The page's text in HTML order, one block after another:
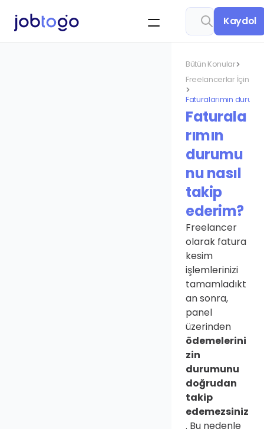
Konu
Kaydol
Bütün Konular
Freelancerlar İçin
Faturalarımın
Faturala
rımın
durumu
nu nasıl
takip
ederim?
Freelancer
olarak fatura
kesim
işlemlerinizi
tamamladıkt
an sonra,
panel
ödemelerini
zin
durumunu
doğrudan
takip
edemezsiniz
. Bu nedenle